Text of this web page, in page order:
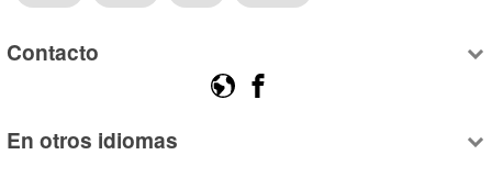
Contacto
En otros idiomas